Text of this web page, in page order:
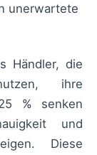
unerwartete
Händler, die
nutzen, ihre
% senken
und
Diese